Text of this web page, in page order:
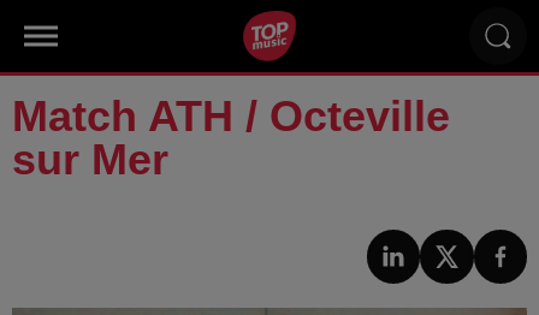
Match ATH / Octeville
sur Mer